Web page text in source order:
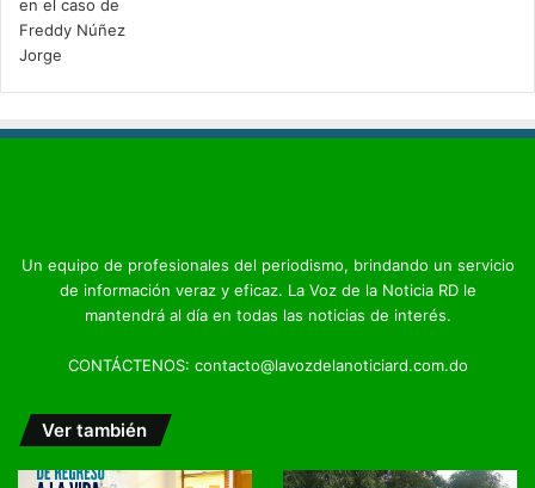
Un equipo de profesionales del periodismo, brindando un servicio
de información veraz y eficaz. La Voz de la Noticia RD le
mantendrá al día en todas las noticias de interés.
CONTÁCTENOS: contacto@lavozdelanoticiard.com.do
Ver también